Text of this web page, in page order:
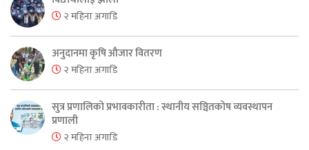
२ महिना अगाडि
अनुदानमा कृषि औजार वितरण
२ महिना अगाडि
सुत्र प्रणालिको प्रभावकारीता : स्थानीय सञ्चितकोष व्यवस्थापन
प्रणाली
२ महिना अगाडि